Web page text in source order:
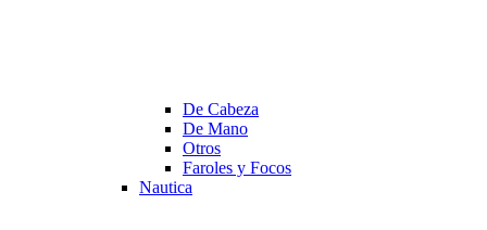
De Cabeza
De Mano
Otros
Faroles y Focos
Nautica